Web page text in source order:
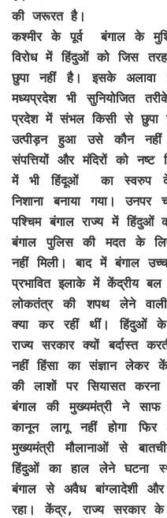
की जरूरत है।
कश्मीर के पूर्व बंगाल के
विरोध में हिंदुओं को जिस
छुपा नहीं है। इसके अलावा
मध्यप्रदेश भी सुनियोजित
प्रदेश में संभल किसी से छुपा
उत्पीड़न हुआ उसे कौन
संपत्तियों और मंदिरों को नष्ट
में भी हिंदूओं का स्वरुप
निशाना बनाया गया। उनपर
पश्चिम बंगाल राज्य में हिंदुओं
बंगाल पुलिस की मदत के
नहीं मिली। बाद में बंगाल
प्रभावित इलाके में केंद्रीय बल
लोकतंत्र की शपथ लेने वाली
क्या कर रहीं थीं। हिंदुओं
राज्य सरकार क्यों बर्दास्त
नहीं हिंसा का संज्ञान लेकर
की लाशों पर सियासत
बंगाल की मुख्यमंत्री ने
कानून लागू नहीं होगा
मुख्यमंत्री मौलानाओं से
हिंदुओं का हाल लेने घटना
बंगाल से अवैध बांग्लादेशी और
रहा। केंद्र, राज्य सरकार के